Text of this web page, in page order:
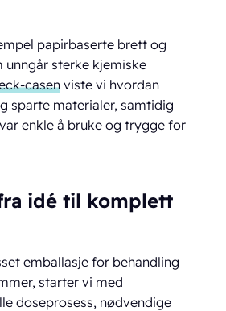
papirbaserte brett og
unngår sterke kjemiske
casen viste vi hvordan
sparte materialer, samtidig
enkle å bruke og trygge for
idé til komplett
emballasje for behandling
starter vi med
doseprosess, nødvendige